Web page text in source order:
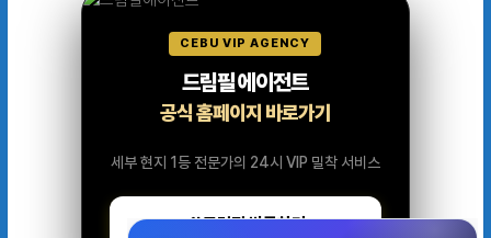
CEBU VIP AGENCY
드림필 에이전트
공식 홈페이지 바로가기
세부 현지 1등 전문가의 24시 VIP 밀착 서비스
드림필 방문하기